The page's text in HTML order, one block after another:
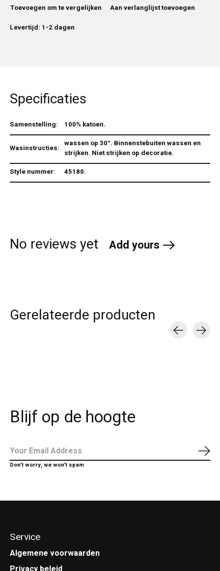
Toevoegen om te vergelijken
Aan verlanglijst toevoegen
Levertijd: 1-2 dagen
Specificaties
Samenstelling: 100% katoen.
Wasinstructies: wassen op 30°. Binnenstebuiten wassen en
strijken. Niet strijken op decoratie.
Style nummer:
45180.
No reviews yet Add yours
Gerelateerde producten
Blijf op de hoogte
Don’t worry, we won’t spam
Service
Algemene voorwaarden